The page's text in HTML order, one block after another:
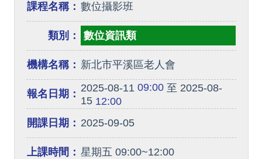
課程名稱： 數位攝影班
類別： 數位資訊類
機構名稱： 新北市平溪區老人會
報名日期： 2025-08-11 09:00至 2025-08-
1512:00
開課日期： 2025-09-05
上課時間： 星期五 09:00~12:00